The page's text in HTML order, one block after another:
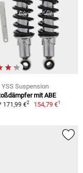
YSS Suspension
mit ABE
171,99 €2 154,79 €1